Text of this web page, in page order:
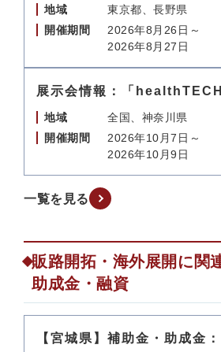
地域
東京都、長野県
開催期間
2026年8月26日～
2026年8月27日
展示会情報：「
地域
全国、神奈川県
開催期間
2026年10月7日～
2026年10月9日
一覧を見る
販路開拓・海外展開に関
助成金・融資
【宮城県】補助金・助成金